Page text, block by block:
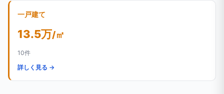
一戸建て
13.5万/㎡
10件
詳しく見る →